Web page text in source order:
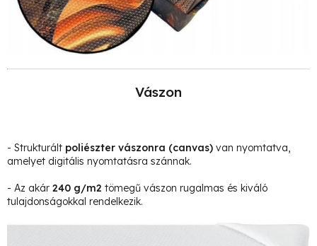
Vászon
- Strukturált poliészter vászonra (canvas) van nyomtatva,
amelyet digitális nyomtatásra szánnak.
- Az akár 240 g/m2 tömegű vászon rugalmas és kiváló
tulajdonságokkal rendelkezik.